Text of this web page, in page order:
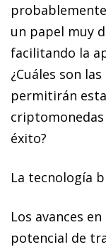
un papel muy
facilitando la
¿Cuáles son
permitirán
éxito?
La tecnología
Los avances
potencial de